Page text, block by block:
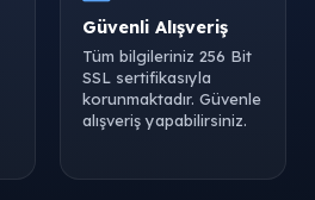
Güvenli Alışveriş
Tüm bilgileriniz 256 Bit
SSL sertifikasıyla
korunmaktadır. Güvenle
alışveriş yapabilirsiniz.